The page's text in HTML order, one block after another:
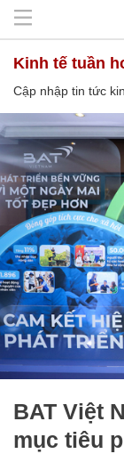
kinh tế tuần
Cập nhập tin tức
BAT Việt
mục tiêu